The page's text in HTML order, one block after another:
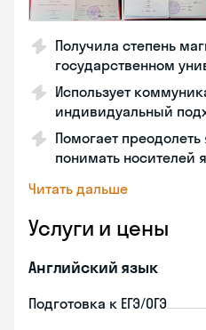
Получила степень
государственном
Использует
индивидуальный
Помогает
понимать носителей
Читать дальше
Услуги и цены
Английский язык
Подготовка к ЕГЭ/ОГЭ